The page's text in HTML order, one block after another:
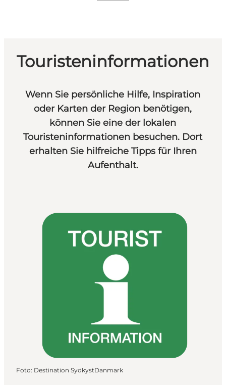
Touristeninformationen
Wenn Sie persönliche Hilfe, Inspiration
oder Karten der Region benötigen,
können Sie eine der lokalen
Touristeninformationen besuchen. Dort
erhalten Sie hilfreiche Tipps für Ihren
Aufenthalt.
Foto: Destination SydkystDanmark